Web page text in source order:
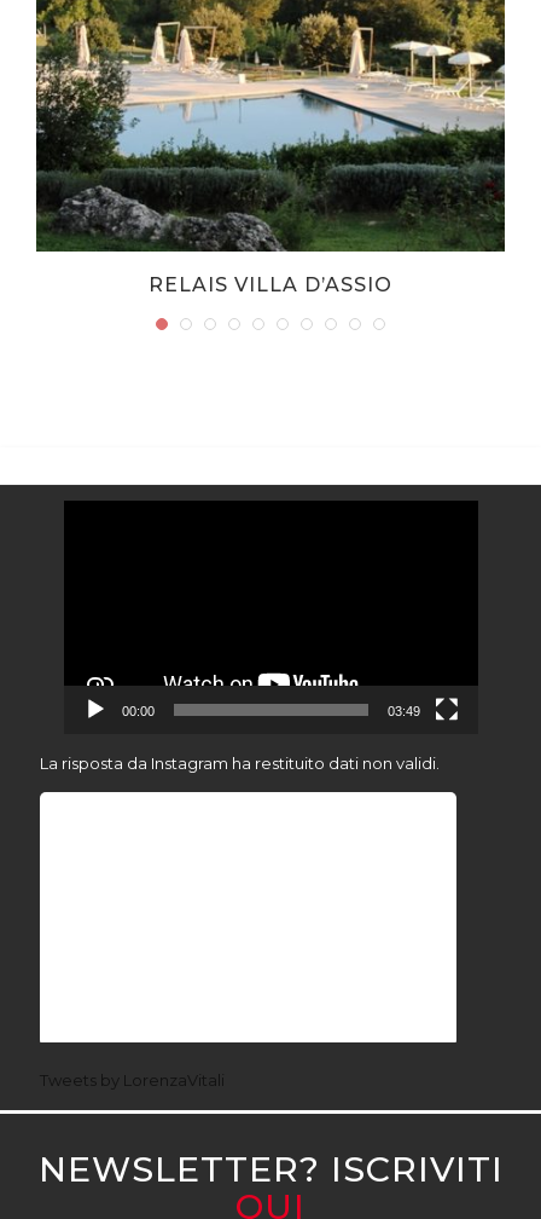
RELAIS VILLA D’ASSIO
00:00 03:49
La risposta da Instagram ha restituito dati non validi.
Tweets by LorenzaVitali
NEWSLETTER? ISCRIVITI
QUI